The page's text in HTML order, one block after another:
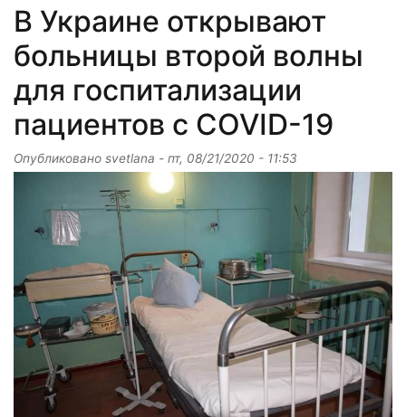
В Украине открывают
больницы второй волны
для госпитализации
пациентов с COVID-19
Опубликовано svetlana - пт, 08/21/2020 - 11:53